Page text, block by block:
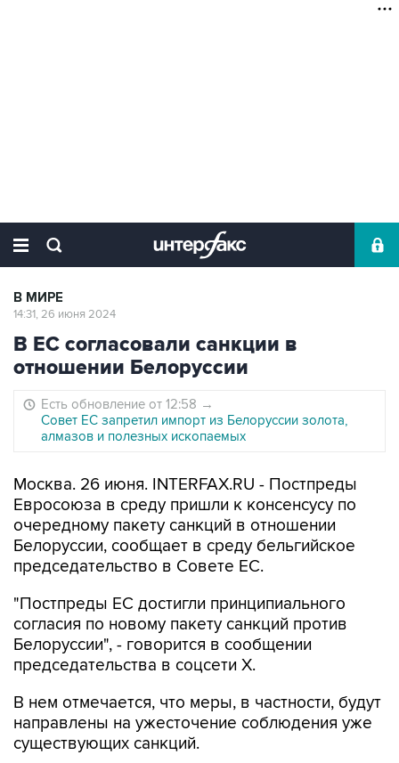
В МИРЕ
14:31, 26 июня 2024
В ЕС согласовали санкции в
отношении Белоруссии
Есть обновление от 12:58 →
Совет ЕС запретил импорт из Белоруссии золота,
алмазов и полезных ископаемых
Москва. 26 июня. INTERFAX.RU - Постпреды
Евросоюза в среду пришли к консенсусу по
очередному пакету санкций в отношении
Белоруссии, сообщает в среду бельгийское
председательство в Совете ЕС.
"Постпреды ЕС достигли принципиального
согласия по новому пакету санкций против
Белоруссии", - говорится в сообщении
председательства в соцсети X.
В нем отмечается, что меры, в частности, будут
направлены на ужесточение соблюдения уже
существующих санкций.